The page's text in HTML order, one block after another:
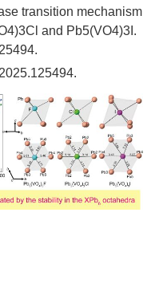
transition mechanism
and Pb5(VO4)3I.